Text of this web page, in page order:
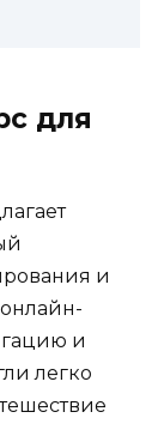
для
и
и
легко